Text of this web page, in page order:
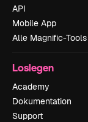
API
Mobile App
Alle Magnific-Tools
Loslegen
Academy
Dokumentation
Support